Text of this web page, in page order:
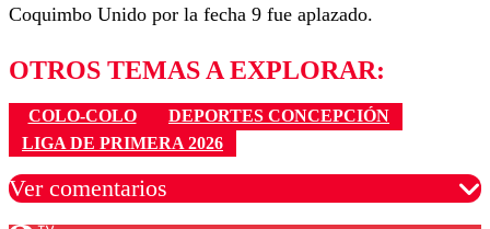
Coquimbo Unido por la fecha 9 fue aplazado.
OTROS TEMAS A EXPLORAR:
COLO-COLO
DEPORTES CONCEPCIÓN
LIGA DE PRIMERA 2026
Ver comentarios